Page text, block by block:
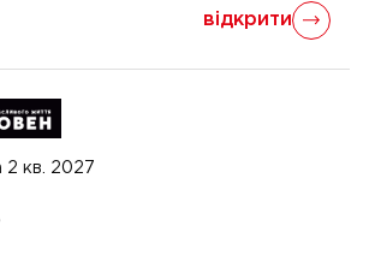
відкрити
2 кв. 2027